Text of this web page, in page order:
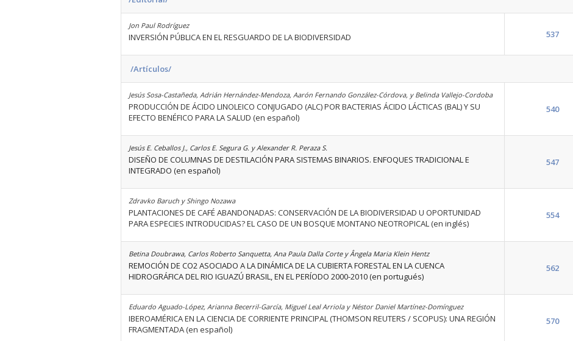
Jon Paul Rodríguez
INVERSIÓN PÚBLICA EN EL RESGUARDO DE LA BIODIVERSIDAD 537
/Artículos/
Jesús Sosa-Castañeda, Adrián Hernández-Mendoza, Aarón Fernando González-Córdova, y Belinda Vallejo-Cordoba
PRODUCCIÓN DE ÁCIDO LINOLEICO CONJUGADO (ALC) POR BACTERIAS ÁCIDO LÁCTICAS (BAL) Y SU
EFECTO BENÉFICO PARA LA SALUD (en español)
540
Jesús E. Ceballos J., Carlos E. Segura G. y Alexander R. Peraza S.
DISEÑO DE COLUMNAS DE DESTILACIÓN PARA SISTEMAS BINARIOS. ENFOQUES TRADICIONAL E
INTEGRADO (en español)
547
Zdravko Baruch y Shingo Nozawa
PLANTACIONES DE CAFÉ ABANDONADAS: CONSERVACIÓN DE LA BIODIVERSIDAD U OPORTUNIDAD
PARA ESPECIES INTRODUCIDAS? EL CASO DE UN BOSQUE MONTANO NEOTROPICAL (en inglés)
554
Betina Doubrawa, Carlos Roberto Sanquetta, Ana Paula Dalla Corte y Ângela Maria Klein Hentz
REMOCIÓN DE CO2 ASOCIADO A LA DINÁMICA DE LA CUBIERTA FORESTAL EN LA CUENCA
HIDROGRÁFICA DEL RIO IGUAZÚ BRASIL, EN EL PERÍODO 2000-2010 (en portugués)
562
Eduardo Aguado-López, Arianna Becerril-García, Miguel Leal Arriola y Néstor Daniel Martínez-Domínguez
IBEROAMÉRICA EN LA CIENCIA DE CORRIENTE PRINCIPAL (THOMSON REUTERS / SCOPUS): UNA REGIÓN
FRAGMENTADA (en español)
570